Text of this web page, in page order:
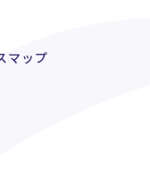
マップ